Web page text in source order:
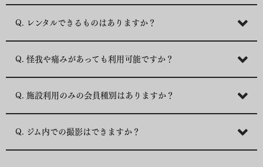
Q. レンタルできるものはありますか？
Q. 怪我や痛みがあっても利用可能ですか？
Q. 施設利用のみの会員種別はありますか？
Q. ジム内での撮影はできますか？